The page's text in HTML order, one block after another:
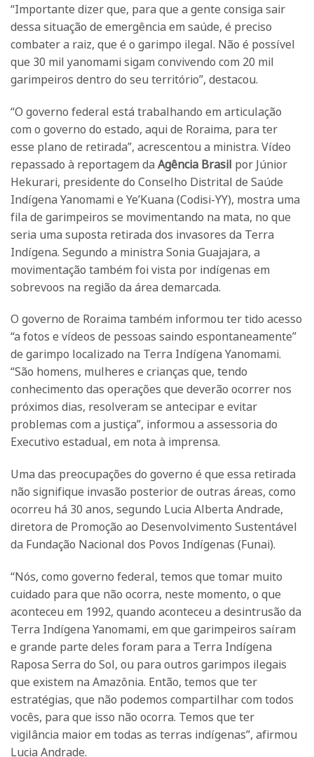
“Importante dizer que, para que a gente consiga sair
dessa situação de emergência em saúde, é preciso
combater a raiz, que é o garimpo ilegal. Não é possível
que 30 mil yanomami sigam convivendo com 20 mil
garimpeiros dentro do seu território”, destacou.
“O governo federal está trabalhando em articulação
com o governo do estado, aqui de Roraima, para ter
esse plano de retirada”, acrescentou a ministra. Vídeo
repassado à reportagem da Agência Brasil por Júnior
Hekurari, presidente do Conselho Distrital de Saúde
Indígena Yanomami e Ye’Kuana (Codisi-YY), mostra uma
fila de garimpeiros se movimentando na mata, no que
seria uma suposta retirada dos invasores da Terra
Indígena. Segundo a ministra Sonia Guajajara, a
movimentação também foi vista por indígenas em
sobrevoos na região da área demarcada.
O governo de Roraima também informou ter tido acesso
“a fotos e vídeos de pessoas saindo espontaneamente”
de garimpo localizado na Terra Indígena Yanomami.
“São homens, mulheres e crianças que, tendo
conhecimento das operações que deverão ocorrer nos
próximos dias, resolveram se antecipar e evitar
problemas com a justiça”, informou a assessoria do
Executivo estadual, em nota à imprensa.
Uma das preocupações do governo é que essa retirada
não signifique invasão posterior de outras áreas, como
ocorreu há 30 anos, segundo Lucia Alberta Andrade,
diretora de Promoção ao Desenvolvimento Sustentável
da Fundação Nacional dos Povos Indígenas (Funai).
“Nós, como governo federal, temos que tomar muito
cuidado para que não ocorra, neste momento, o que
aconteceu em 1992, quando aconteceu a desintrusão da
Terra Indígena Yanomami, em que garimpeiros saíram
e grande parte deles foram para a Terra Indígena
Raposa Serra do Sol, ou para outros garimpos ilegais
que existem na Amazônia. Então, temos que ter
estratégias, que não podemos compartilhar com todos
vocês, para que isso não ocorra. Temos que ter
vigilância maior em todas as terras indígenas”, afirmou
Lucia Andrade.